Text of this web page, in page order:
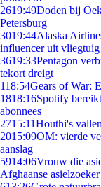
2619:49Doden bij
Petersburg
3019:44Alaska
influencer uit vliegtuig
3619:33Pentagon
tekort dreigt
118:54Gears of War:
1818:16Spotify
abonnees
2715:11Houthi's
2015:09OM: vierde
aanslag
5914:06Vrouw die
Afghaanse asielzoeker